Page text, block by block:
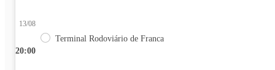
20:00
13/08
Terminal Rodoviário de Franca